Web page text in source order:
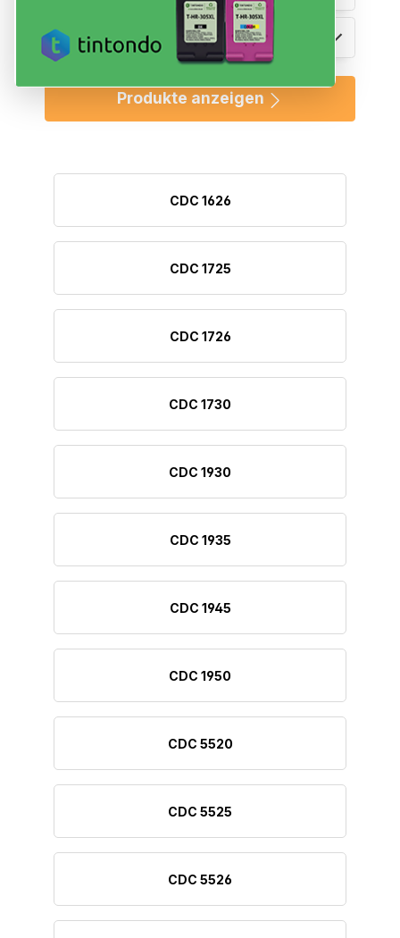
3 Druckermodell
Produkte anzeigen
CDC 1626
CDC 1725
CDC 1726
CDC 1730
CDC 1930
CDC 1935
CDC 1945
CDC 1950
CDC 5520
CDC 5525
CDC 5526